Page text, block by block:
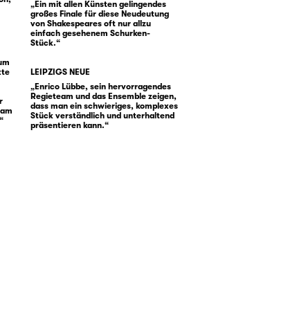
„Ein mit allen Künsten gelingendes
großes Finale für diese Neudeutung
von Shakespeares oft nur allzu
einfach gesehenem Schurken-
Stück.“
LEIPZIGS NEUE
„Enrico Lübbe, sein hervorragendes
Regieteam und das Ensemble zeigen,
dass man ein schwieriges, komplexes
Stück verständlich und unterhaltend
präsentieren kann.“